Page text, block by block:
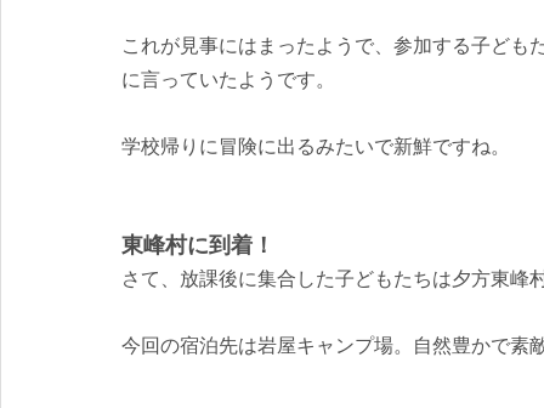
これが見事にはまったようで、参加する子ど
に言っていたようです。
学校帰りに冒険に出るみたいで新鮮ですね。
東峰村に到着！
さて、放課後に集合した子どもたちは夕方東峰
今回の宿泊先は岩屋キャンプ場。自然豊かで素